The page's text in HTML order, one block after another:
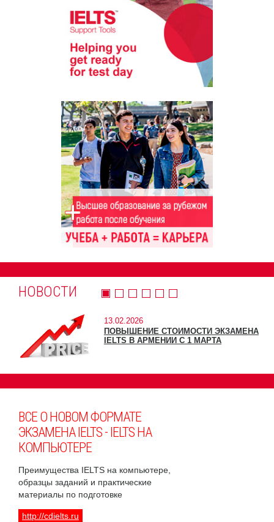
НОВОСТИ
13.02.2026
ПОВЫШЕНИЕ СТОИМОСТИ ЭКЗАМЕНА
IELTS В АРМЕНИИ С 1 МАРТА
ВСЕ О НОВОМ ФОРМАТЕ
ЭКЗАМЕНА IELTS - IELTS НА
КОМПЬЮТЕРЕ
Преимущества IELTS на компьютере,
образцы заданий и практические
материалы по подготовке
http://cdielts.ru